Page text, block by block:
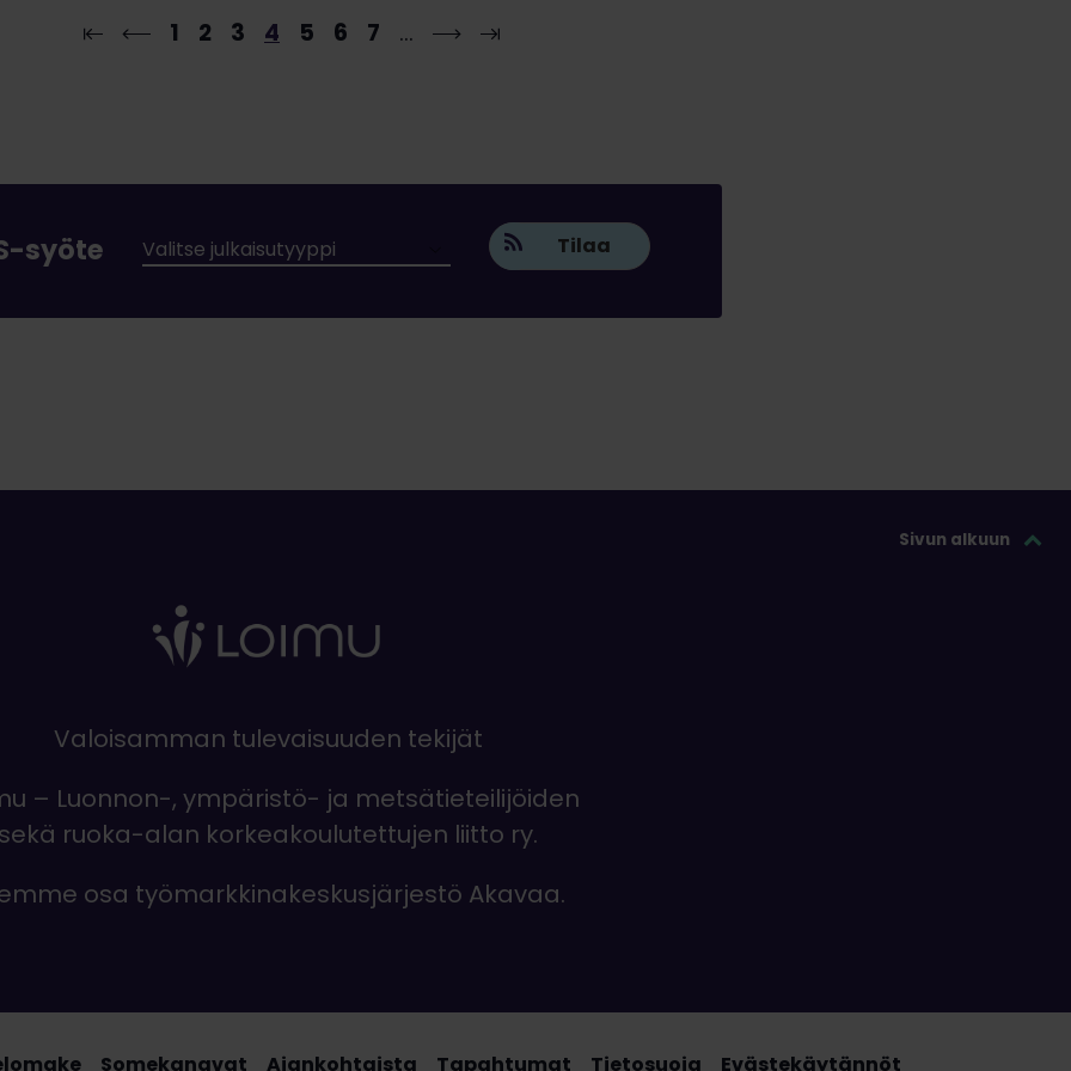
1 2 3 4 5 6 7 …
syöte Tilaa
Sivun alkuun
Valoisamman tulevaisuuden tekijät
– Luonnon-, ympäristö- ja metsätieteilijöiden
sekä ruoka-alan korkeakoulutettujen liitto ry.
osa työmarkkinakeskusjärjestö Akavaa.
Somekanavat Ajankohtaista Tapahtumat Tietosuoja Evästekäytännöt